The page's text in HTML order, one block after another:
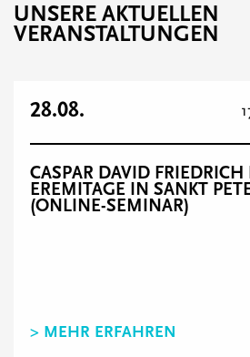
UNSERE AKTUELLEN
VERANSTALTUNGEN
28.08.
CASPAR DAVID
EREMITAGE IN SANKT
(ONLINE-SEMINAR)
> MEHR ERFAHREN